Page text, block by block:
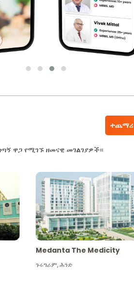
ተጨማሪ
ዋጋ የሚገኙ ዘመናዊ መገልገያዎች።
Medanta The Medicity
ጉሩግራም,ሕንድ